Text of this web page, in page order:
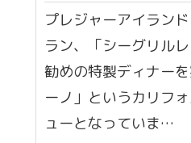
プレジャーアイラン
ラン、「シーグリル
勧めの特製ディナー
ーノ」というカリフ
ューとなっていま…